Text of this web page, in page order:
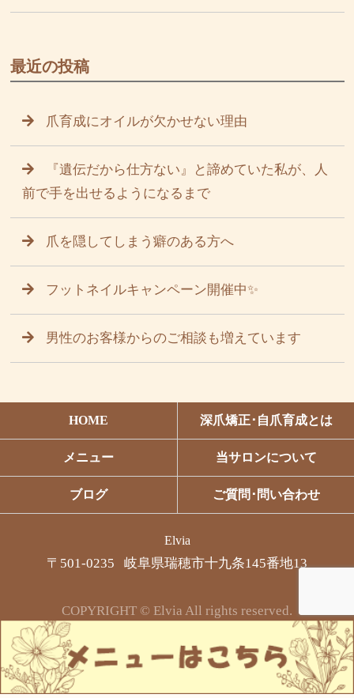
最近の投稿
爪育成にオイルが欠かせない理由
『遺伝だから仕方ない』と諦めていた私が、人
前で手を出せるようになるまで
爪を隠してしまう癖のある方へ
フットネイルキャンペーン開催中✨
男性のお客様からのご相談も増えています
HOME 深爪矯正･自爪育成とは
メニュー 当サロンについて
ブログ ご質問･問い合わせ
Elvia
〒501-0235 岐阜県瑞穂市十九条145番地13
COPYRIGHT © Elvia All rights reserved.